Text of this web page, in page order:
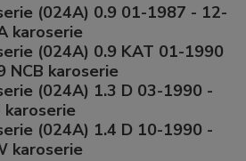
(024A) 0.9 01-1987 - 12-
karoserie
(024A) 0.9 KAT 01-1990
NCB karoserie
(024A) 1.3 D 03-1990 -
karoserie
(024A) 1.4 D 10-1990 -
karoserie